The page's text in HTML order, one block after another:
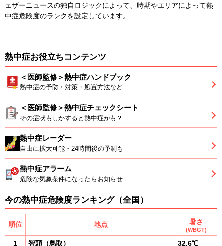
ェザーニュースの独自ロジックによって、時期やエリアによって熱
中症危険度のランクを設定しています。
熱中症お役立ちコンテンツ
＜医師監修＞熱中症ハンドブック
熱中症の予防・対策・処置方法など
＜医師監修＞熱中症チェックシート
その症状もしかすると熱中症かも？
熱中症レーダー
自由に拡大可能・24時間後の予測も
熱中症アラーム
危険な気象条件になったらお知らせ
今の熱中症危険度ランキング（全国）
順位 地点 暑さ
(WBGT)
1 智頭 （鳥取） 32.6℃